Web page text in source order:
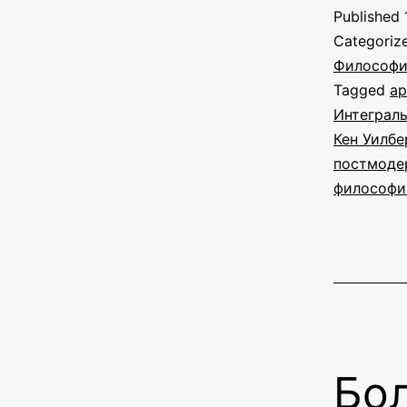
Published
Tagged
Кен